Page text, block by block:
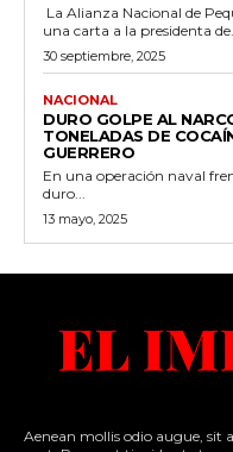
La Alianza Nacional de
una carta a la presidenta de...
30 septiembre, 2025
NACIONAL
DURO GOLPE AL
TONELADAS DE
GUERRERO
En una operación naval
duro...
13 mayo, 2025
Aenean mollis odio augue,